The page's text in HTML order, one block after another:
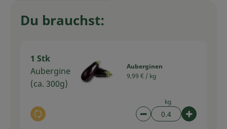
Du brauchst:
1 Stk
Aubergine
(ca. 300g)
Auswahl ändern
Auberginen
9,99 € / kg
kg
Artikelanzahl